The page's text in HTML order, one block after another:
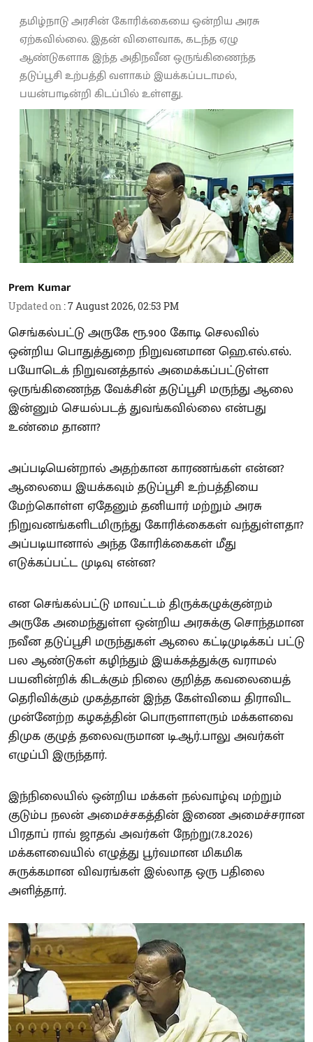
தமிழ்நாடு அரசின் கோரிக்கையை ஒன்றிய அரசு
ஏற்கவில்லை. இதன் விளைவாக, கடந்த ஏழு
ஆண்டுகளாக இந்த அதிநவீன ஒருங்கிணைந்த
தடுப்பூசி உற்பத்தி வளாகம் இயக்கப்படாமல்,
பயன்பாடின்றி கிடப்பில் உள்ளது.
Prem Kumar
Updated on :7 August 2026, 02:53 PM
செங்கல்பட்டு அருகே ரூ.900 கோடி செலவில்
ஒன்றிய பொதுத்துறை நிறுவனமான ஹெ.எல்.எல்.
பயோடெக் நிறுவனத்தால் அமைக்கப்பட்டுள்ள
ஒருங்கிணைந்த வேக்சின் தடுப்பூசி மருந்து ஆலை
இன்னும் செயல்படத் துவங்கவில்லை என்பது
உண்மை தானா?
அப்படியென்றால் அதற்கான காரணங்கள் என்ன?
ஆலையை இயக்கவும் தடுப்பூசி உற்பத்தியை
மேற்கொள்ள ஏதேனும் தனியார் மற்றும் அரசு
நிறுவனங்களிடமிருந்து கோரிக்கைகள் வந்துள்ளதா?
அப்படியானால் அந்த கோரிக்கைகள் மீது
எடுக்கப்பட்ட முடிவு என்ன?
என செங்கல்பட்டு மாவட்டம் திருக்கழுக்குன்றம்
அருகே அமைந்துள்ள ஒன்றிய அரசுக்கு சொந்தமான
நவீன தடுப்பூசி மருந்துகள் ஆலை கட்டிமுடிக்கப் பட்டு
பல ஆண்டுகள் கழிந்தும் இயக்கத்துக்கு வராமல்
பயனின்றிக் கிடக்கும் நிலை குறித்த கவலையைத்
தெரிவிக்கும் முகத்தான் இந்த கேள்வியை திராவிட
முன்னேற்ற கழகத்தின் பொருளாளரும் மக்களவை
திமுக குழுத் தலைவருமான டி.ஆர்.பாலு அவர்கள்
எழுப்பி இருந்தார்.
இந்நிலையில் ஒன்றிய மக்கள் நல்வாழ்வு மற்றும்
குடும்ப நலன் அமைச்சகத்தின் இணை அமைச்சரான
பிரதாப் ராவ் ஜாதவ் அவர்கள் நேற்று(7.8.2026)
மக்களவையில் எழுத்து பூர்வமான மிகமிக
சுருக்கமான விவரங்கள் இல்லாத ஒரு பதிலை
அளித்தார்.